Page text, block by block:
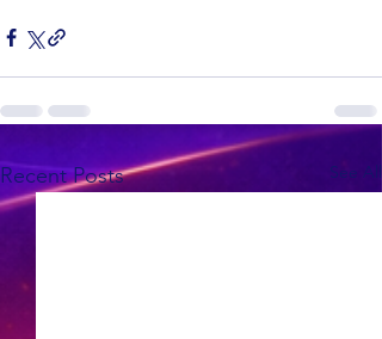
Recent Posts See All